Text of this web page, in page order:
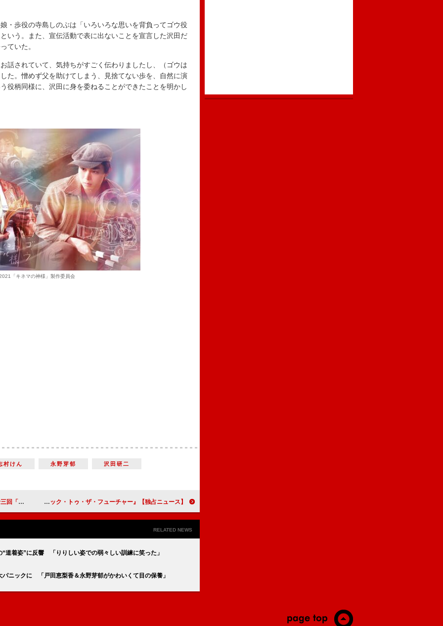
歩役の寺島しのぶは「いろいろな思いを背負ってゴウ役
いう。また、宣伝活動で表に出ないことを宣言した沢田だ
ていた。
されていて、気持ちがすごく伝わりましたし、（ゴウは
た。憎めず父を助けてしまう、見捨てない歩を、自然に演
役柄同様に、沢田に身を委ねることができたことを明かし
「キネマの神様」製作委員会
村けん 永野芽郁 沢田研二
階段を上る栄一 【独占ニュース】『バック・トゥ・ザ・フューチャー』へのリスペクト全開！ 『フリー・ガイ』に込められた「走り出したくなるようなワクワク感」
RELATED NEWS
道着姿”に反響 「りりしい姿での弱々しい訓練に笑った」
ニックに 「戸田恵梨香＆永野芽郁がかわいくて目の保養」